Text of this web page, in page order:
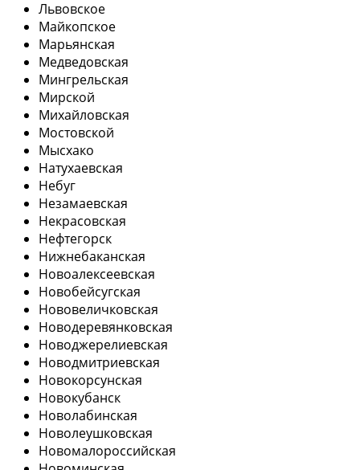
Львовское
Майкопское
Марьянская
Медведовская
Мингрельская
Мирской
Михайловская
Мостовской
Мысхако
Натухаевская
Небуг
Незамаевская
Некрасовская
Нефтегорск
Нижнебаканская
Новоалексеевская
Новобейсугская
Нововеличковская
Новодеревянковская
Новоджерелиевская
Новодмитриевская
Новокорсунская
Новокубанск
Новолабинская
Новолеушковская
Новомалороссийская